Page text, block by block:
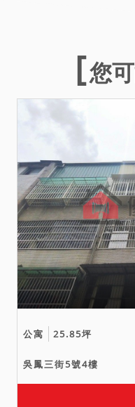
您
公寓 25.85坪
吳鳳三街5號4樓